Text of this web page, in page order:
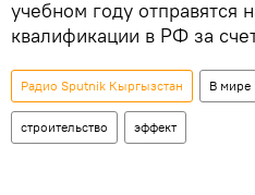
учебном году отправятся
квалификации в РФ за
Радио Sputnik Кыргызстан В мире
строительство эффект